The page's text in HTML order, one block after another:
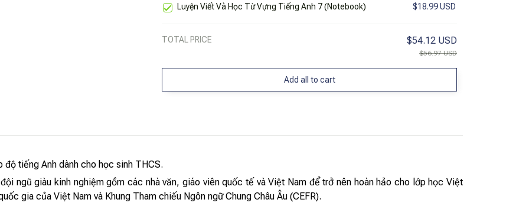
Luyện Viết Và Học Từ Vựng Tiếng Anh 7 (Notebook) $18.99 USD
TOTAL PRICE $54.12 USD
$56.97 USD
Add all to cart
tiếng Anh dành cho học sinh THCS.
ngũ giàu kinh nghiệm gồm các nhà văn, giáo viên quốc tế và Việt Nam để trở nên hoàn hảo cho lớp học Việt
gia của Việt Nam và Khung Tham chiếu Ngôn ngữ Chung Châu Âu (CEFR).